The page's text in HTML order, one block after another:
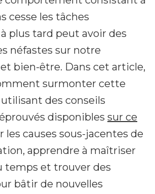
cesse les tâches
plus tard peut avoir des
néfastes sur notre
bien-être. Dans cet article,
surmonter cette
des conseils
disponibles sur ce
les causes sous-jacentes de
apprendre à maîtriser
temps et trouver des
bâtir de nouvelles